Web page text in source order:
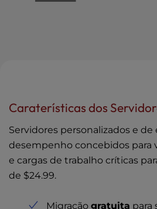
Caraterísticas dos
Servidores personalizados e de
desempenho concebidos para
e cargas de trabalho críticas
de $24.99.
Migração gratuita para